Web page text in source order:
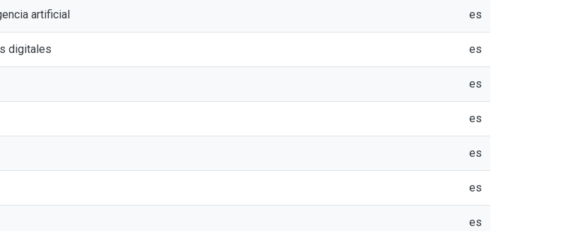
artificial es
digitales es
es
es
es
es
es